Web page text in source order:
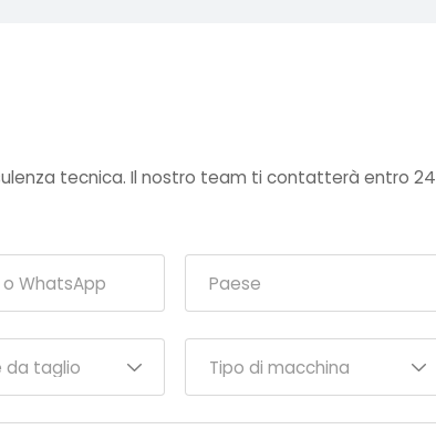
tecnica. Il nostro team ti contatterà entro 24